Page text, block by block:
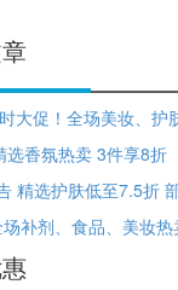
大促！全场美妆、护
选香氛热卖 3件享8折
补剂、食品、美妆